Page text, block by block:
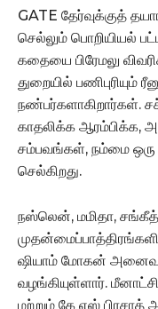
GATE தேர்வுக்குத்
செல்லும் பொறியியல்
கதையை பிரேமலு
துறையில்
நண்பர்களாகிறார்கள்.
காதலிக்க ஆரம்பிக்க,
சம்பவங்கள், நம்மை ஒரு
செல்கிறது.
நஸ்லென், மமிதா, சங்கீத்
ஷியாம் மோகன்
வழங்கியுள்ளார்.
மற்றும் கே எஸ் பிரசாத்